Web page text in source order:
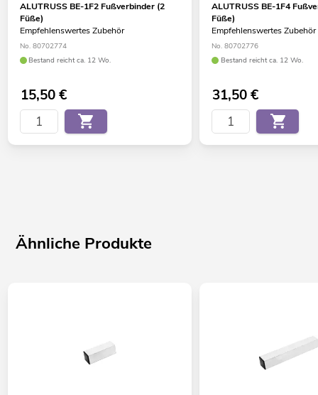
ALUTRUSS BE-1F2 Fußverbinder (2
Füße)
Empfehlenswertes Zubehör
No. 80702774
Bestand reicht ca. 12 Wo.
15,50€
ALUTRUSS BE-1F4
Füße)
Empfehlenswertes Zubehör
No. 80702776
Bestand reicht ca. 12 Wo.
31,50€
Ähnliche Produkte